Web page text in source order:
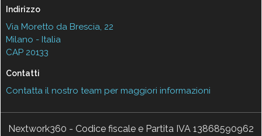
Indirizzo
Via Moretto da Brescia, 22
Milano - Italia
CAP 20133
Contatti
Contatta il nostro team per maggiori informazioni
Nextwork360 - Codice fiscale e Partita IVA 13868590962